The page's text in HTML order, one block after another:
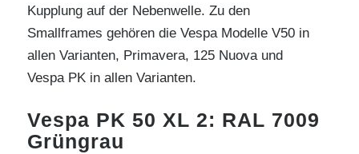
Kupplung auf der Nebenwelle. Zu den
Smallframes gehören die Vespa Modelle V50 in
allen Varianten, Primavera, 125 Nuova und
Vespa PK in allen Varianten.
Vespa PK 50 XL 2: RAL 7009
Grüngrau